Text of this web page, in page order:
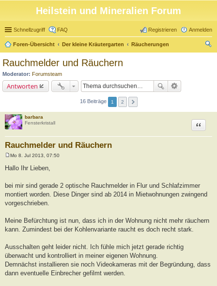
Heilstein und Mineralien Forum
Schnellzugriff FAQ Anmelden
Registrieren
Foren-Übersicht Der kleine Kräutergarten
Räucherungen
Rauchmelder und Räuchern
Moderator: Forumsteam
Antworten
16 Beiträge 1 2
barbara
Fensterkristall
Rauchmelder und Räuchern
Zitat
e
i
a
g
Mo 8. Jul 2013, 07:50
Hallo Ihr Lieben,
bei mir sind gerade 2 optische Rauchmelder in Flur und Schlafzimmer
montiert worden. Diese Dinger sind ab 2014 in Mietwohnungen zwingend
vorgeschrieben.
Meine Befürchtung ist nun, dass ich in der Wohnung nicht mehr räuchern
kann. Zumindest bei der Kohlenvariante raucht es doch recht stark.
Ausschalten geht leider nicht. Ich fühle mich jetzt gerade richtig
überwacht und kontrolliert in meiner eigenen Wohnung.
Demnächst installieren sie noch Videokameras mit der Begründung, dass
dann eventuelle Einbrecher gefilmt werden.